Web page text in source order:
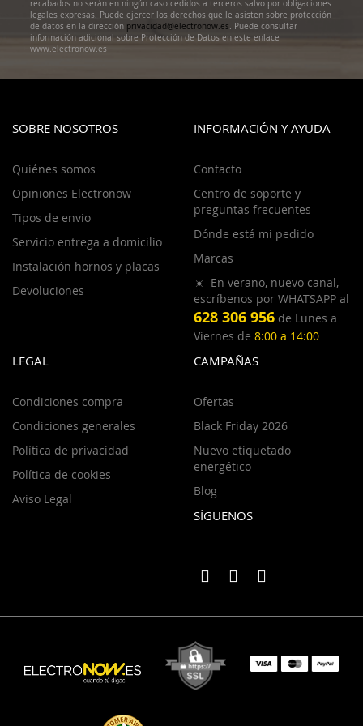
recabados no serán en ningún caso cedidos a terceros salvo por obligaciones
legales expresas. Puede ejercer los derechos que le asisten sobre protección
de datos en la dirección privacidad@electronow.es. Puede consultar
información adicional sobre Protección de Datos en este enlace
www.electronow.es
SOBRE NOSOTROS
Quiénes somos
Opiniones Electronow
Tipos de envio
Servicio entrega a domicilio
Instalación hornos y placas
Devoluciones
INFORMACIÓN Y AYUDA
Contacto
Centro de soporte y
preguntas frecuentes
Dónde está mi pedido
Marcas
☀️ En verano, nuevo canal,
escríbenos por WHATSAPP al
628 306 956 de Lunes a
Viernes de 8:00 a 14:00
LEGAL
Condiciones compra
Condiciones generales
Política de privacidad
Política de cookies
Aviso Legal
CAMPAÑAS
Ofertas
Black Friday 2026
Nuevo etiquetado
energético
Blog
SÍGUENOS